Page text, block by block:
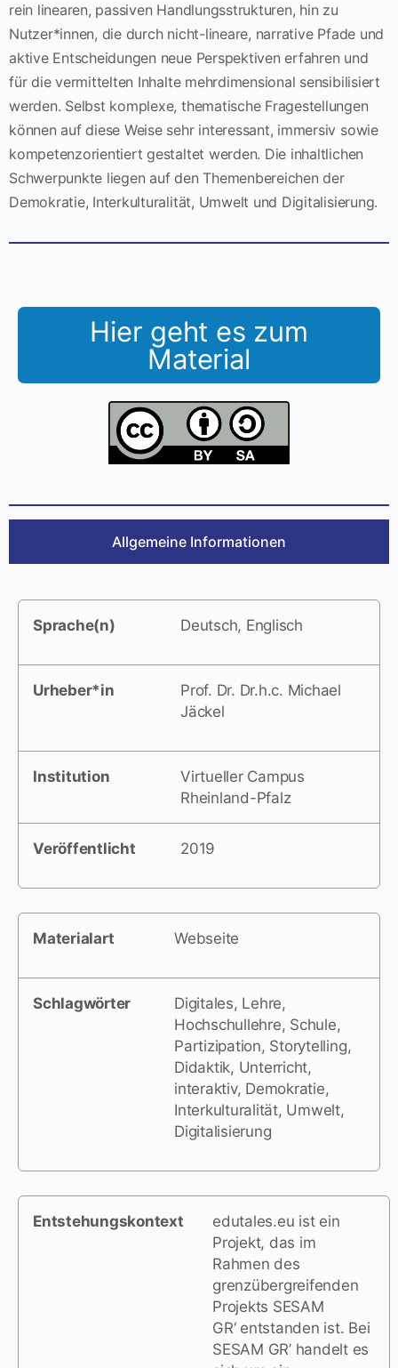
rein linearen, passiven Handlungsstrukturen, hin zu
Nutzer*innen, die durch nicht-lineare, narrative Pfade und
aktive Entscheidungen neue Perspektiven erfahren und
für die vermittelten Inhalte mehrdimensional sensibilisiert
werden. Selbst komplexe, thematische Fragestellungen
können auf diese Weise sehr interessant, immersiv sowie
kompetenzorientiert gestaltet werden. Die inhaltlichen
Schwerpunkte liegen auf den Themenbereichen der
Demokratie, Interkulturalität, Umwelt und Digitalisierung.
Hier geht es zum
Material
Allgemeine Informationen
Sprache(n) Deutsch, Englisch
Urheber*in
Prof. Dr. Dr.h.c. Michael
Jäckel
Institution
Virtueller Campus
Rheinland-Pfalz
Veröffentlicht 2019
Materialart Webseite
Schlagwörter
Digitales, Lehre,
Hochschullehre, Schule,
Partizipation, Storytelling,
Didaktik, Unterricht,
interaktiv, Demokratie,
Interkulturalität, Umwelt,
Digitalisierung
Entstehungskontext
edutales.eu ist ein
Projekt, das im
Rahmen des
grenzübergreifenden
Projekts SESAM
GR‘ entstanden ist. Bei
SESAM GR’ handelt es